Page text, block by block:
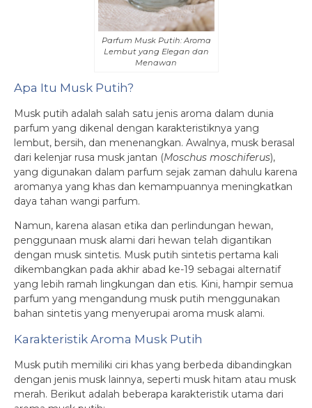
Parfum Musk Putih: Aroma
Lembut yang Elegan dan
Menawan
Apa Itu Musk Putih?
Musk putih adalah salah satu jenis aroma dalam dunia
parfum yang dikenal dengan karakteristiknya yang
lembut, bersih, dan menenangkan. Awalnya, musk berasal
dari kelenjar rusa musk jantan (Moschus moschiferus),
yang digunakan dalam parfum sejak zaman dahulu karena
aromanya yang khas dan kemampuannya meningkatkan
daya tahan wangi parfum.
Namun, karena alasan etika dan perlindungan hewan,
penggunaan musk alami dari hewan telah digantikan
dengan musk sintetis. Musk putih sintetis pertama kali
dikembangkan pada akhir abad ke-19 sebagai alternatif
yang lebih ramah lingkungan dan etis. Kini, hampir semua
parfum yang mengandung musk putih menggunakan
bahan sintetis yang menyerupai aroma musk alami.
Karakteristik Aroma Musk Putih
Musk putih memiliki ciri khas yang berbeda dibandingkan
dengan jenis musk lainnya, seperti musk hitam atau musk
merah. Berikut adalah beberapa karakteristik utama dari